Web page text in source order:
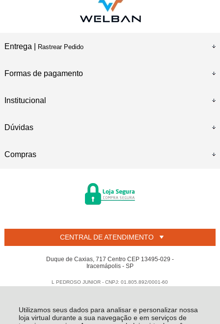
Utilizamos seus dados para analisar e personalizar nossa
loja virtual durante a sua navegação e em serviços de
Entrega | Rastrear Pedido
Formas de pagamento
Institucional
Dúvidas
Compras
CENTRAL DE ATENDIMENTO
Duque de Caxias, 717 Centro CEP 13495-029 -
Iracemápolis - SP
L PEDROSO JUNIOR - CNPJ: 01.805.892/0001-60